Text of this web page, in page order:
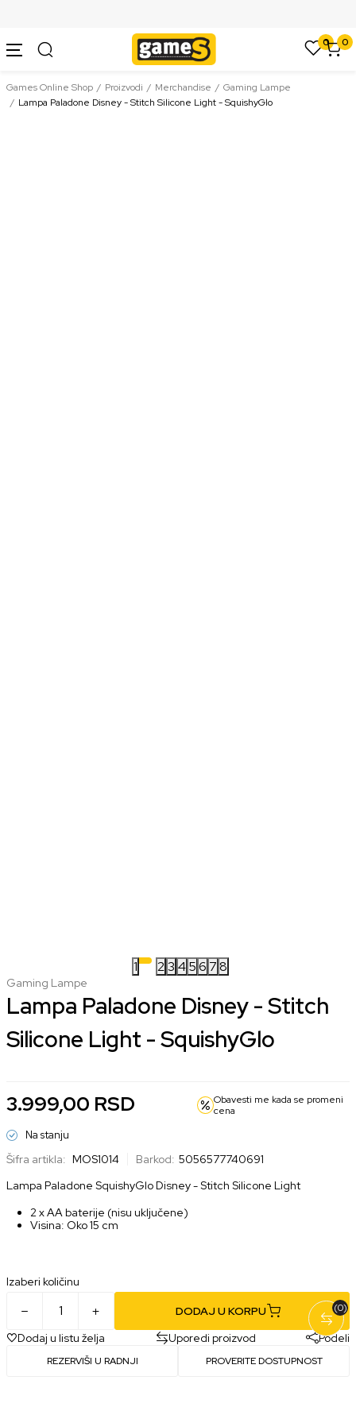
0 0
Games Online Shop Proizvodi Merchandise
Gaming Lampe
Lampa Paladone Disney - Stitch Silicone Light - SquishyGlo
1 23 456 78
Gaming Lampe
Lampa Paladone Disney - Stitch
Silicone Light - SquishyGlo
3.999,00 RSD
Obavesti me kada se promeni
cena
Na stanju
Šifra artikla: MOS1014 Barkod: 5056577740691
Lampa Paladone SquishyGlo Disney - Stitch Silicone Light
2 x AA baterije (nisu uključene)
Visina: Oko 15 cm
Izaberi količinu
DODAJ U KORPU
Dodaj u listu želja
Uporedi proizvod Podeli
REZERVIŠI U RADNJI PROVERITE DOSTUPNOST
(0)